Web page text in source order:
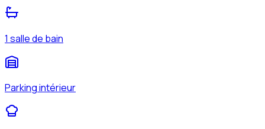
1 salle de bain
Parking intérieur